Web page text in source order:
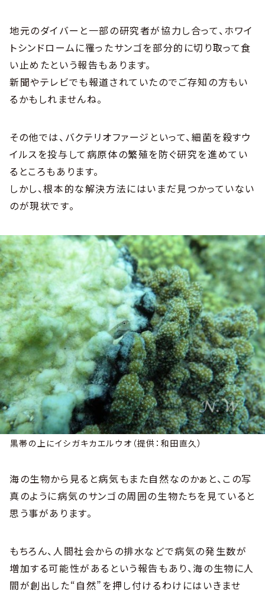
地元のダイバーと一部の研究者が協力し合って、ホワイ
トシンドロームに罹ったサンゴを部分的に切り取って食
い止めたという報告もあります。
新聞やテレビでも報道されていたのでご存知の方もい
るかもしれませんね。
その他では、バクテリオファージといって、細菌を殺すウ
イルスを投与して病原体の繁殖を防ぐ研究を進めてい
るところもあります。
しかし、根本的な解決方法にはいまだ見つかっていない
のが現状です。
黒帯の上にイシガキカエルウオ（提供：和田直久）
海の生物から見ると病気もまた自然なのかぁと、この写
真のように病気のサンゴの周囲の生物たちを見ていると
思う事があります。
もちろん、人間社会からの排水などで病気の発生数が
増加する可能性があるという報告もあり、海の生物に人
間が創出した“自然”を押し付けるわけにはいきませ